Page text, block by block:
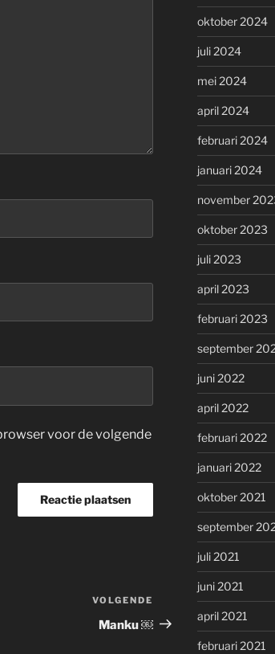
voor de volgende
Volgend
bericht
VOLGENDE
Manku ￼
oktober 2024
juli 2024
mei 2024
april 2024
februari 2024
januari 2024
november
oktober 2023
juli 2023
april 2023
februari 2023
september
juni 2022
april 2022
februari 2022
januari 2022
oktober 2021
september
juli 2021
juni 2021
april 2021
februari 2021